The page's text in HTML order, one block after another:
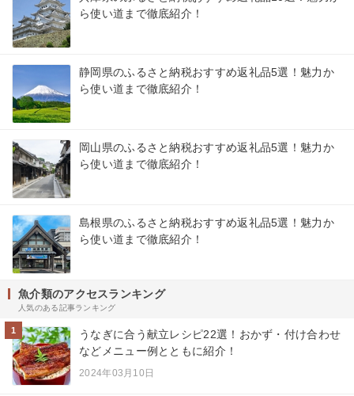
ら使い道まで徹底紹介！
静岡県のふるさと納税おすすめ返礼品5選！魅力か
ら使い道まで徹底紹介！
岡山県のふるさと納税おすすめ返礼品5選！魅力か
ら使い道まで徹底紹介！
島根県のふるさと納税おすすめ返礼品5選！魅力か
ら使い道まで徹底紹介！
魚介類のアクセスランキング
人気のある記事ランキング
1
うなぎに合う献立レシピ22選！おかず・付け合わせ
などメニュー例とともに紹介！
2024年03月10日